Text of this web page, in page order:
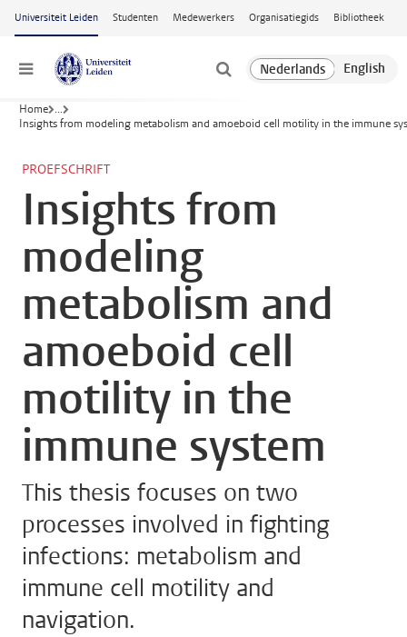
Ga naar hoofdinhoud
Universiteit Leiden Studenten Medewerkers Organisatiegids Bibliotheek
Menu
Home ...
Insights from modeling metabolism and amoeboid cell motility in the immune
PROEFSCHRIFT
Insights from
modeling
metabolism and
amoeboid cell
motility in the
immune system
This thesis focuses on two
processes involved in fighting
infections: metabolism and
immune cell motility and
navigation.